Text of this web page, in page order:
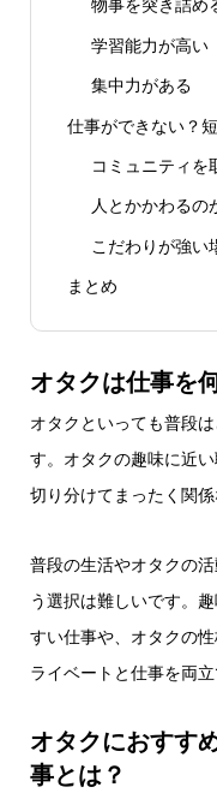
物事を突き詰め
学習能力が高い
集中力がある
仕事ができない？
コミュニティを
人とかかわるの
こだわりが強い
まとめ
オタクは仕事を
オタクといっても普段
す。オタクの趣味に近
切り分けてまったく関
普段の生活やオタクの
う選択は難しいです。
すい仕事や、オタクの
ライベートと仕事を両
オタクにおすす
事とは？